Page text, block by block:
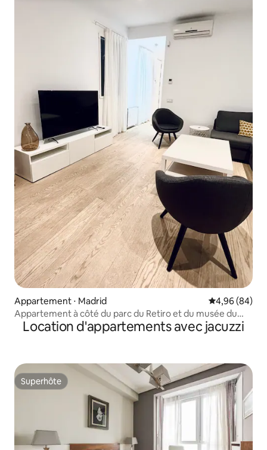
Appartement ⋅ Madrid Évaluation
4,96 (84)
Appartement à côté du parc du Retiro et du musée du
Prado
Location d'appartements avec jacuzzi
Superhôte
Superhôte